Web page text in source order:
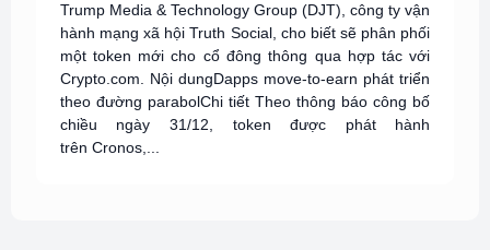
Trump Media & Technology Group (DJT), công ty vận
hành mạng xã hội Truth Social, cho biết sẽ phân phối
một token mới cho cổ đông thông qua hợp tác với
Crypto.com. Nội dungDapps move-to-earn phát triển
theo đường parabolChi tiết Theo thông báo công bố
chiều ngày 31/12, token được phát hành
trên Cronos,...